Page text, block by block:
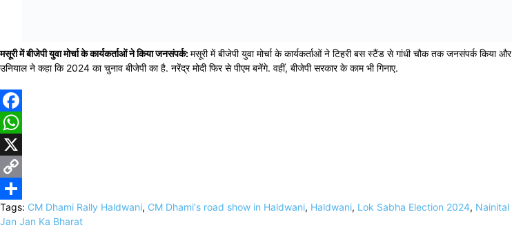
मसूरी में बीजेपी युवा मोर्चा के कार्यकर्ताओं ने किया जनसंपर्क:मसूरी में बीजेपी युवा मोर्चा के कार्यकर्ताओं ने टिहरी बस स्टैंड से गांधी चौक तक जनसंपर्क किया
उनियाल ने कहा कि 2024 का चुनाव बीजेपी का है. नरेंद्र मोदी फिर से पीएम बनेंगे. वहीं, बीजेपी सरकार के काम भी गिनाए.
Facebook
WhatsApp
X
Copy
Link
Share
Tags: CM Dhami Rally Haldwani, CM Dhami's road show in Haldwani, Haldwani, Lok Sabha Election 2024,
Jan Jan Ka Bharat